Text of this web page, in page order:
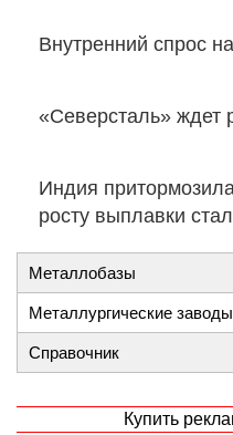
Внутренний спрос
«Северсталь» ждет
Индия
росту выплавки
Металлобазы
Металлургические заводы
Справочник
Купить